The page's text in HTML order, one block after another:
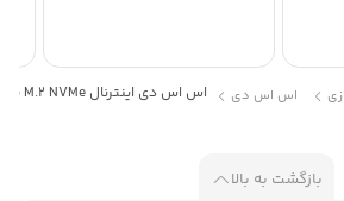
اس اس دی اس اس دی اینترنال M.2 NVMe سامسونگ مدل Samsung 980 ظرفیت 1 ترابایت
بازگشت به بالا